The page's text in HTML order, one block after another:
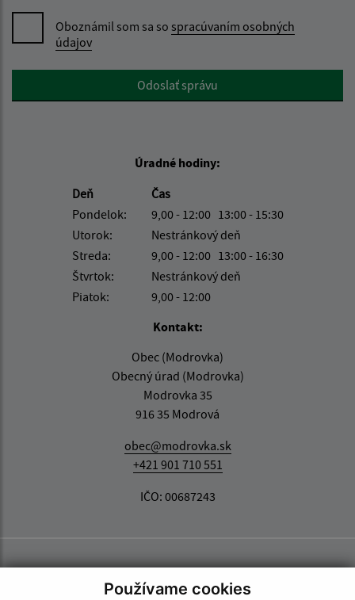
Používame cookies
Oboznámil som sa so spracúvaním osobných
údajov
Google reCaptcha ResponseOdoslať správu
Úradné hodiny:
Deň
Čas
Pondelok:
9,00 - 12:00 13:00 - 15:30
Utorok:
Nestránkový deň
Streda:
9,00 - 12:00 13:00 - 16:30
Štvrtok:
Nestránkový deň
Piatok:
9,00 - 12:00
Kontakt:
Obec (Modrovka)
Obecný úrad (Modrovka)
Modrovka 35
916 35 Modrová
obec@modrovka.sk
+421 901 710 551
IČO: 00687243